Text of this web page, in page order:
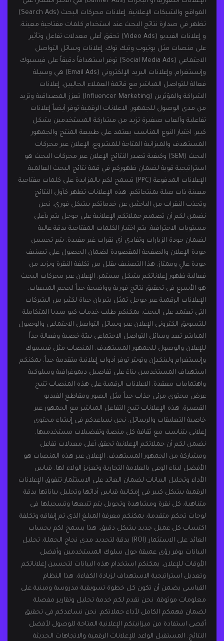
المواقع والشبكات الإعلانية. إعلانات محركات البحث (Search Ads)
تظهر في صدارة نتائج البحث عند استخدام كلمات مفتاحية معينة.
و إعلانات الفيديو (Video Ads) تحقق أعلى معدلات تفاعل وتأثير
على منصات مثل يوتيوب وتيك توك. إعلانات وسائل التواصل
الاجتماعي (Social Media Ads) توفر استهدافاً دقيقاً على فيسبوك
وإنستغرام. وإعلانات البريد الإلكتروني (Email Ads) هي وسيلة
فعالة للتواصل المباشر مع قائمة العملاء الحاليين. إعلانات
الشراكة والمؤثرين (Influencer Marketing) تعزز المصداقية وتزيد
من مدى الوصول للجمهور. الاعلانات الرقمية توفر أيضاً إعلانات
تفاعلية وألعاب صغيرة تزيد من مشاركة المستخدمين بشكل
كبير. اختيار النوع المناسب يعتمد على طبيعة المنتج والجمهور
المستهدف والميزانية المتاحة للمشروع. الإعلان عبر محركات
البحث (SEM) وكيفية تصدر النتائج الإعلان عبر محركات البحث هو
استراتيجية قوية لضمان ظهوركم في قمة نتائج البحث العالمية.
الإعلانات المدفوعة (PPC) تسمح لكم بالمزايدة على كلمات مفتاحية
معينة ذات صلة بمنتجاتكم. هذه الإعلانات تظهر كأول النتائج
وتجذب النقرات من الباحثين عن خدماتكم بشكل فوري. نحن
نضمن لكم أن تصميم حملاتكم الإعلانية على جوجل يتم بأعلى
مستويات الاحترافية. يتم اختيار الكلمات المفتاحية بدقة عالية
لضمان جودة الزيارات وتفادي أي نقرات غير مفيدة. يتم تحسين
جودة الإعلان والصفحة المقصودة لضمان الحصول على تصنيف
جودة عالٍ وممتاز. هذا التصنيف يقلل من تكلفة النقرة ويزيد من
فعالية ظهور إعلاناتكم بشكل مستمر. الإعلان عبر محركات البحث
هو الأسرع في تحقيق نتائج فورية وواضحة جداً لحجم المبيعات.
الإعلانات الرقمية عبر جوجل تمثل شريان حياة لكثير من الشركات
التي تعتمد على البحث. يمكنكم طلب خدمات كيو ميديا المتكاملة
للتسويق الكتروني الإعلان عبر وسائل التواصل الاجتماعي والوصول
المباشر تعد وسائل التواصل الاجتماعي بيئة خصبة وفعالة جداً
للإعلان والوصول للجمهور المستهدف. المنصات مثل فيسبوك
وإنستغرام ولينكدإن وتويتر توفر أدوات إعلانية متقدمة جداً. يمكنكم
استهداف المستخدمين بناءً على تفاصيل ديموغرافية وسلوكية
واهتمامات معقدة. الاعلانات الرقمية على هذه المنصات تتيح
عرض محتوى مرئي جذاب جداً مثل الصور ومقاطع الفيديو
القصيرة. هذه الإعلانات تتيح التفاعل المباشر مع الجمهور عبر
خاصية التعليقات والرسائل. نحن نساعدكم في إنشاء محتوى
إعلاني يتناسب مع ثقافة كل منصة وتفضيلات مستخدميها.
نضمن لكم أن حملاتكم الإعلانية تحقق أعلى معدلات تفاعل
ومشاركة من الجمهور المستهدف. الإعلان عبر هذه المنصات هو
الأفضل لبناء الوعي بالعلامة التجارية وتعزيز الولاء لها. قياس
الأداء وتحليل البيانات لضمان العائد على الاستثمار تتفوق الإعلانات
الرقمية بشكل كبير في إمكانية قياس أدائها وتحليل بياناتها بدقة
متناهية. كل نقرة ومشاهدة وتحويل يتم تتبعها وتسجيلها في
لوحات تحكم متقدمة. يمكنكم معرفة المبلغ الذي تم إنفاقه وتكلفة
اكتساب كل عميل جديد بشكل دقيق. هذا يسمح لكم بحساب
العائد على الاستثمار (ROI) بدقة لتحديد مدى نجاح الحملة. تحليل
البيانات يوفر رؤى عميقة حول سلوك المستخدمين وأفضل
الأوقات للإعلان. يمكنكم استخدام هذه البيانات لتحسين إعلاناتكم
وتعديل استراتيجية الاستهداف لزيادة الكفاءة. هذا النظام
القياسي يضمن أن تكون كل خطوة تسويقية مدروسة ومبنية على
معلومات موثوقة. نحن نقدم لكم خدمة تحليل وتقارير مفصلة
لضمان فهمكم الكامل لأداء حملاتكم. نحن نساعدكم في تحقيق
أقصى استفادة من ميزانيتكم الإعلانية المتاحة للوصول لأفضل
النتائج. المستقبل الواعد للإعلانات الرقمية والاتجاهات الحديثة